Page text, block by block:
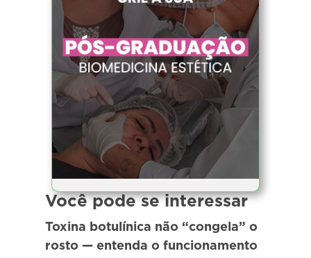
Você pode se interessar
Toxina botulínica não “congela” o
rosto — entenda o funcionamento